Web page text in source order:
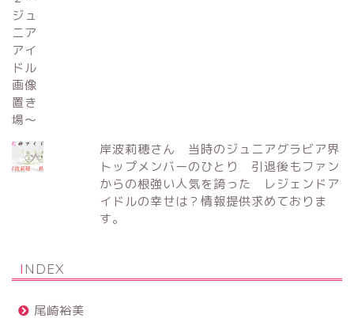
岸波莉穂さん 当時のジュニアグラビア界
トップメンバーのひとり 引退後もファン
からの根強い人気を誇った レジェンドア
イドルの幸せは？情報提供求めておりま
す。
INDEX
尾崎裕美